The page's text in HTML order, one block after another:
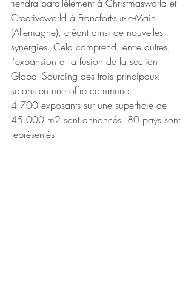
tiendra parallèlement à Christmasworld et
Creativeworld à Francfort-sur-le-Main
(Allemagne), créant ainsi de nouvelles
synergies. Cela comprend, entre autres,
l'expansion et la fusion de la section
Global Sourcing des trois principaux
salons en une offre commune.
4 700 exposants sur une superficie de
45 000 m2 sont annoncés. 80 pays sont
représentés.